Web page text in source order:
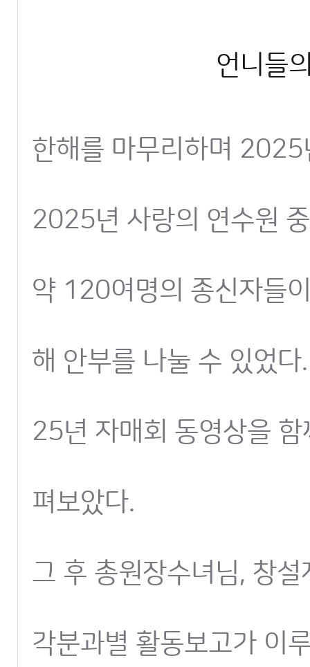
언니들
한해를 마무리하며
2025년 사랑의 연수원
약 120여명의 종신자들
해 안부를 나눌 수 있었다.
25년 자매회 동영상을
펴보았다.
그 후 총원장수녀님, 창
각분과별 활동보고가 이